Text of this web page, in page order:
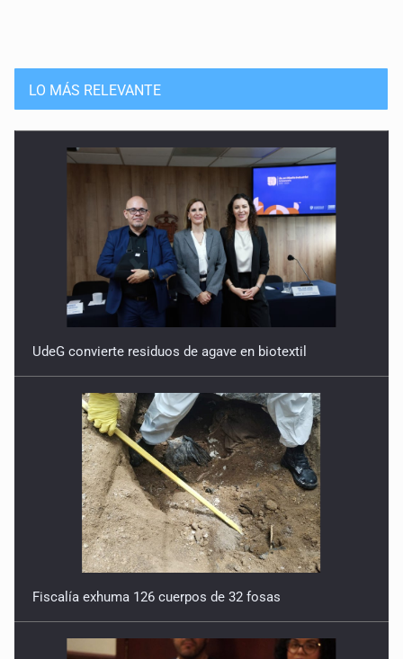
LO MÁS RELEVANTE
UdeG convierte residuos de agave en biotextil
Fiscalía exhuma 126 cuerpos de 32 fosas